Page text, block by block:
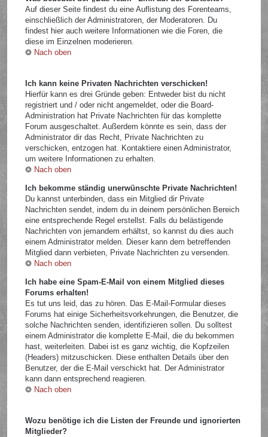
Auf dieser Seite findest du eine Auflistung des Forenteams,
einschließlich der Administratoren, der Moderatoren. Du
findest hier auch weitere Informationen wie die Foren, die
diese im Einzelnen moderieren.
Nach oben
Ich kann keine Privaten Nachrichten verschicken!
Hierfür kann es drei Gründe geben: Entweder bist du nicht
registriert und / oder nicht angemeldet, oder die Board-
Administration hat Private Nachrichten für das komplette
Forum ausgeschaltet. Außerdem könnte es sein, dass der
Administrator dir das Recht, Private Nachrichten zu
verschicken, entzogen hat. Kontaktiere einen Administrator,
um weitere Informationen zu erhalten.
Nach oben
Ich bekomme ständig unerwünschte Private Nachrichten!
Du kannst unterbinden, dass ein Mitglied dir Private
Nachrichten sendet, indem du in deinem persönlichen Bereich
eine entsprechende Regel erstellst. Falls du belästigende
Nachrichten von jemandem erhältst, so kannst du dies auch
einem Administrator melden. Dieser kann dem betreffenden
Mitglied dann verbieten, Private Nachrichten zu versenden.
Nach oben
Ich habe eine Spam-E-Mail von einem Mitglied dieses
Forums erhalten!
Es tut uns leid, das zu hören. Das E-Mail-Formular dieses
Forums hat einige Sicherheitsvorkehrungen, die Benutzer, die
solche Nachrichten senden, identifizieren sollen. Du solltest
einem Administrator die komplette E-Mail, die du bekommen
hast, weiterleiten. Dabei ist es ganz wichtig, die Kopfzeilen
(Headers) mitzuschicken. Diese enthalten Details über den
Benutzer, der die E-Mail verschickt hat. Der Administrator
kann dann entsprechend reagieren.
Nach oben
Wozu benötige ich die Listen der Freunde und ignorierten
Mitglieder?